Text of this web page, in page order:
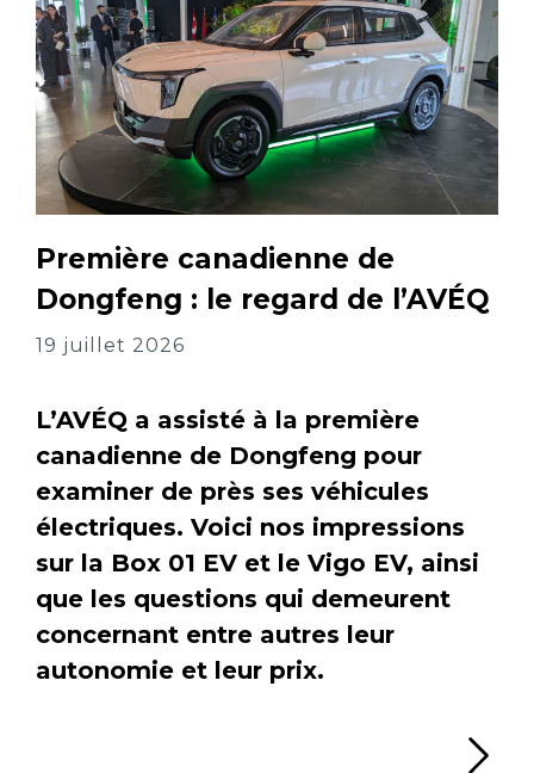
Première canadienne de
Dongfeng : le regard de l’AVÉQ
19 juillet 2026
L’AVÉQ a assisté à la première
canadienne de Dongfeng pour
examiner de près ses véhicules
électriques. Voici nos impressions
sur la Box 01 EV et le Vigo EV, ainsi
que les questions qui demeurent
concernant entre autres leur
autonomie et leur prix.